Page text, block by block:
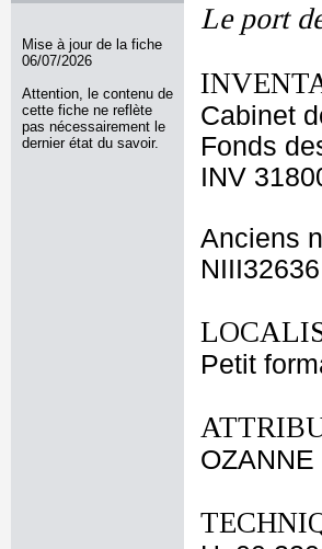
Mise à jour de la fiche
06/07/2026
Attention, le contenu de
cette fiche ne reflète
pas nécessairement le
dernier état du savoir.
Le port
Cabinet
Fonds
INV
Anciens
NIII32636
Petit